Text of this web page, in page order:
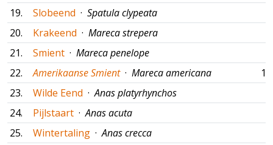
19.
Slobeend · Spatula clypeata
20.
Krakeend · Mareca strepera
21.
Smient · Mareca penelope
22.
Amerikaanse Smient · Mareca americana
23.
Wilde Eend ·Anas platyrhynchos
24.
Pijlstaart ·Anas acuta
25.
Wintertaling ·Anas crecca